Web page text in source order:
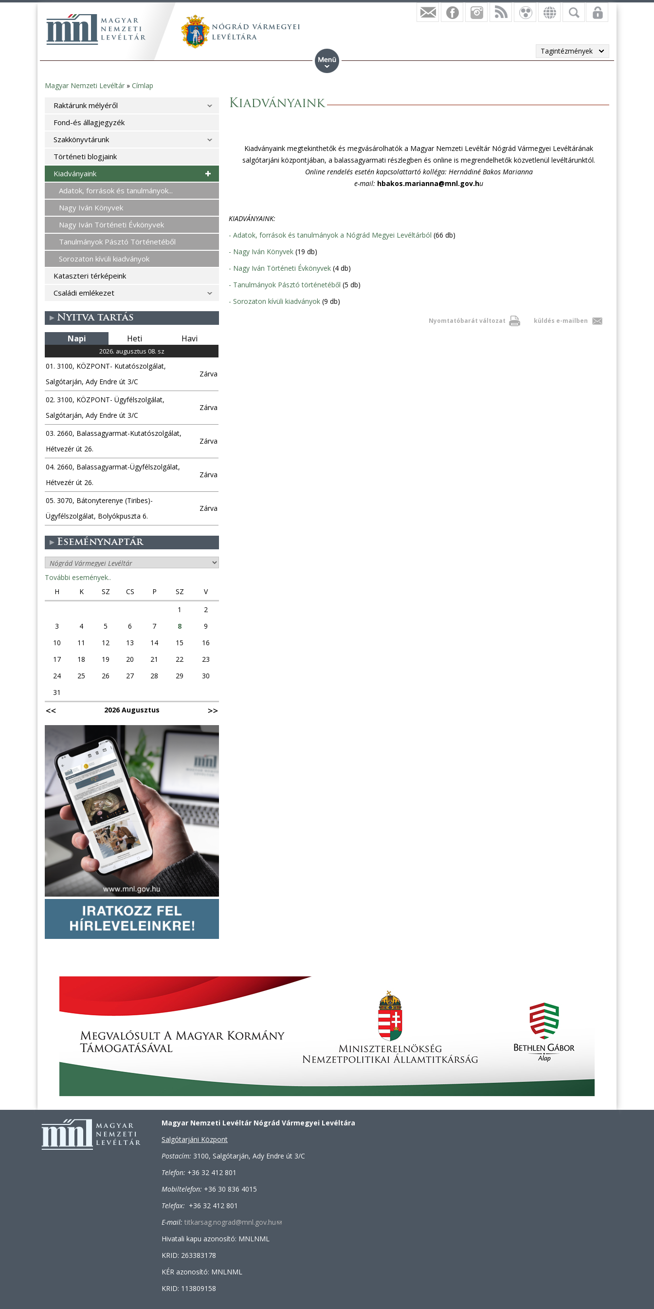
Tagintézmények
Jelenlegi
hely
Magyar Nemzeti Levéltár » Címlap
Kiadványaink
Kiadványaink megtekinthetők és megvásárolhatók a Magyar Nemzeti Levéltár Nógrád Vármegyei Levéltárának
salgótarjáni központjában, a balassagyarmati részlegben és online is megrendelhetők közvetlenül levéltárunktól.
Online rendelés esetén kapcsolattartó kolléga: Hernádiné Bakos Marianna
e-mail: hbakos.marianna@mnl.gov.hu
KIADVÁNYAINK:
- Adatok, források és tanulmányok a Nógrád Megyei Levéltárból (66 db)
- Nagy Iván Könyvek(19 db)
- Nagy Iván Történeti Évkönyvek(4 db)
- Tanulmányok Pásztó történetéből (5 db)
- Sorozaton kívüli kiadványok(9 db)
Nyomtatóbarát változat küldés e-mailben
Raktárunk mélyéről
Fond-és állagjegyzék
Szakkönyvtárunk
Történeti blogjaink
Kiadványaink
Adatok, források és tanulmányok...
Nagy Iván Könyvek
Nagy Iván Történeti Évkönyvek
Tanulmányok Pásztó Történetéből
Sorozaton kívüli kiadványok
Kataszteri térképeink
Családi emlékezet
Nyitva tartás
Napi Heti Havi
2026. augusztus 08. sz
01. 3100, KÖZPONT- Kutatószolgálat,
Salgótarján, Ady Endre út 3/C
Zárva
02. 3100, KÖZPONT- Ügyfélszolgálat,
Salgótarján, Ady Endre út 3/C
Zárva
03. 2660, Balassagyarmat-Kutatószolgálat,
Hétvezér út 26.
Zárva
04. 2660, Balassagyarmat-Ügyfélszolgálat,
Hétvezér út 26.
Zárva
05. 3070, Bátonyterenye (Tiribes)-
Ügyfélszolgálat, Bolyókpuszta 6.
Zárva
Eseménynaptár
További események..
H
K SZ CS P SZ
V
1
2
3
4 5 6 7 8
9
10
11 12 13 14 15
16
17
18 19 20 21 22
23
24
25 26 27 28 29
30
31
2026 Augusztus
Magyar Nemzeti Levéltár Nógrád Vármegyei Levéltára
Salgótarjáni Központ
Postacím: 3100, Salgótarján, Ady Endre út 3/C
Telefon: +36 32 412 801
Mobiltelefon: +36 30 836 4015
Telefax: +36 32 412 801
E-mail: titkarsag.nograd@mnl.gov.hu(link
Hivatali kapu azonosító: MNLNML
KRID: 263383178
KÉR azonosító: MNLNML
KRID: 113809158